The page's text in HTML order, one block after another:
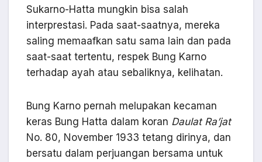
Sukarno-Hatta mungkin bisa salah
interprestasi. Pada saat-saatnya, mereka
saling memaafkan satu sama lain dan pada
saat-saat tertentu, respek Bung Karno
terhadap ayah atau sebaliknya, kelihatan.
Bung Karno pernah melupakan kecaman
keras Bung Hatta dalam koran Daulat Ra’jat
No. 80, November 1933 tetang dirinya, dan
bersatu dalam perjuangan bersama untuk